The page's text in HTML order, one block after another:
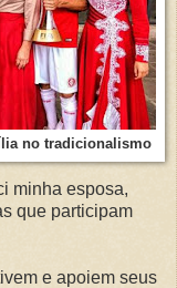
no tradicionalismo
minha esposa,
que participam
e apoiem seus